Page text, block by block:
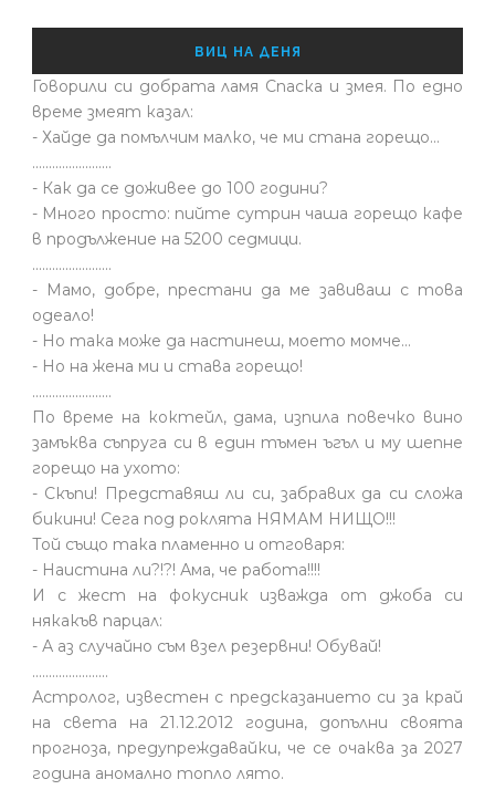
ВИЦ НА ДЕНЯ
Говорили си добрата ламя Спаска и змея. По едно
време змеят казал:
- Хайде да помълчим малко, че ми стана горещо...
........................
- Как да се доживее до 100 години?
- Много просто: пийте сутрин чаша горещо кафе
в продължение на 5200 седмици.
........................
- Мамо, добре, престани да ме завиваш с това
одеало!
- Но така може да настинеш, моето момче…
- Но на жена ми и става горещо!
........................
По време на коктейл, дама, изпила повечко вино
замъква съпруга си в един тъмен ъгъл и му шепне
горещо на ухото:
- Скъпи! Представяш ли си, забравих да си сложа
бикини! Сега под роклята НЯМАМ НИЩО!!!
Той също така пламенно и отговаря:
- Наистина ли?!?! Ама, че работа!!!!
И с жест на фокусник изважда от джоба си
някакъв парцал:
- А аз случайно съм взел резервни! Обувай!
.......................
Астролог, известен с предсказанието си за край
на света на 21.12.2012 година, допълни своята
прогноза, предупреждавайки, че се очаква за 2027
година аномално топло лято.